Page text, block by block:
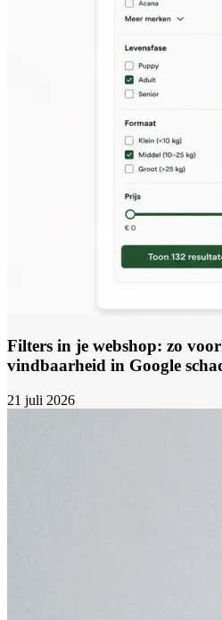
Filters in je webshop: zo
vindbaarheid in Google
21 juli 2026